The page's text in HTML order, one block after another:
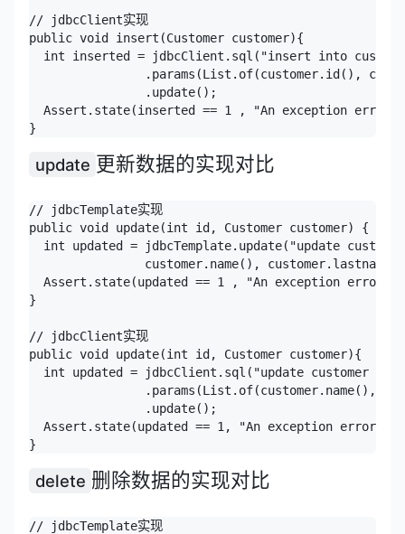
// jdbcClient实现
public void insert(Customer customer){
int inserted = jdbcClient.sql("insert into
.params(List.of(customer.id(),
                .update();
Assert.state(inserted == 1 , "An exception error
update 更新数据的实现对比
// jdbcTemplate实现
public void update(int id, Customer customer) {
int updated = jdbcTemplate.update("update
customer.name(),
Assert.state(updated == 1 , "An exception error
}
// jdbcClient实现
public void update(int id, Customer customer){
int updated = jdbcClient.sql("update customer
.params(List.of(customer.name(),
                .update();
Assert.state(updated == 1, "An exception error
delete 删除数据的实现对比
// jdbcTemplate实现